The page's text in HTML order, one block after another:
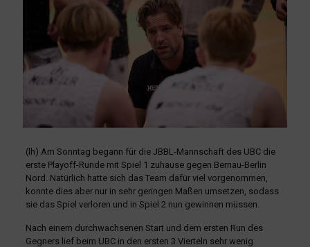
(lh) Am Sonntag begann für die JBBL-Mannschaft des UBC die
erste Playoff-Runde mit Spiel 1 zuhause gegen Bernau-Berlin
Nord. Natürlich hatte sich das Team dafür viel vorgenommen,
konnte dies aber nur in sehr geringen Maßen umsetzen, sodass
sie das Spiel verloren und in Spiel 2 nun gewinnen müssen.
Nach einem durchwachsenen Start und dem ersten Run des
Gegners lief beim UBC in den ersten 3 Vierteln sehr wenig